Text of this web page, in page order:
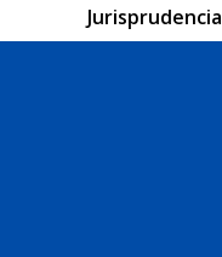
Jurisprudencia